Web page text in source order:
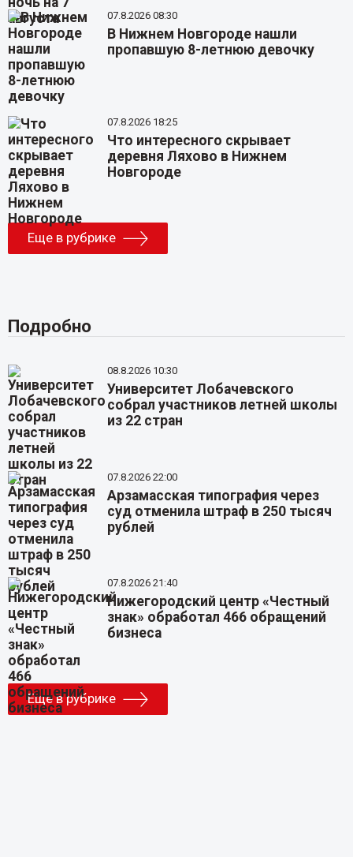
07.8.2026 08:30
В Нижнем Новгороде нашли
пропавшую 8-летнюю девочку
07.8.2026 18:25
Что интересного скрывает
деревня Ляхово в Нижнем
Новгороде
Еще в рубрике
Подробно
08.8.2026 10:30
Университет Лобачевского
собрал участников летней школы
из 22 стран
07.8.2026 22:00
Арзамасская типография через
суд отменила штраф в 250 тысяч
рублей
07.8.2026 21:40
Нижегородский центр «Честный
знак» обработал 466 обращений
бизнеса
Еще в рубрике